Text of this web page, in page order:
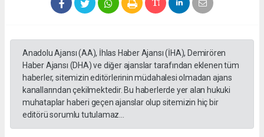
Anadolu Ajansı (AA), İhlas Haber Ajansı (İHA), Demirören
Haber Ajansı (DHA) ve diğer ajanslar tarafından eklenen tüm
haberler, sitemizin editörlerinin müdahalesi olmadan ajans
kanallarından çekilmektedir. Bu haberlerde yer alan hukuki
muhataplar haberi geçen ajanslar olup sitemizin hiç bir
editörü sorumlu tutulamaz...